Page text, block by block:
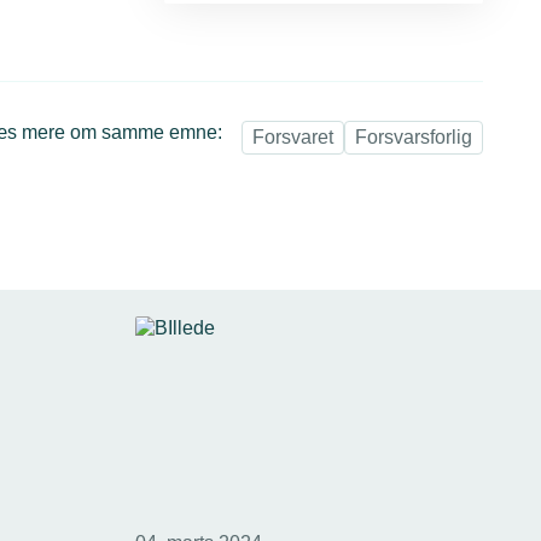
mere om samme emne: Forsvaret Forsvarsforlig